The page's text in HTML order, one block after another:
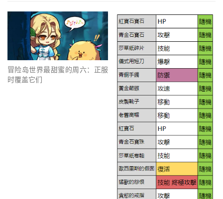
冒险岛世界最甜蜜的周六：正服
时覆盖它们